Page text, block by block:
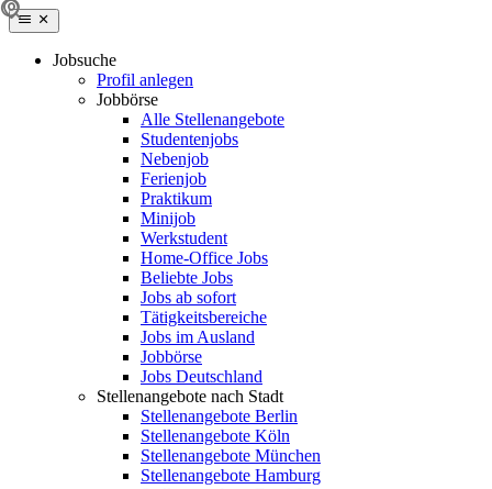
Jobsuche
Profil anlegen
Jobbörse
Alle Stellenangebote
Studentenjobs
Nebenjob
Ferienjob
Praktikum
Minijob
Werkstudent
Home-Office Jobs
Beliebte Jobs
Jobs ab sofort
Tätigkeitsbereiche
Jobs im Ausland
Jobbörse
Jobs Deutschland
Stellenangebote nach Stadt
Stellenangebote Berlin
Stellenangebote Köln
Stellenangebote München
Stellenangebote Hamburg